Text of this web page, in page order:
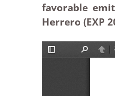
favorable
Herrero (EXP